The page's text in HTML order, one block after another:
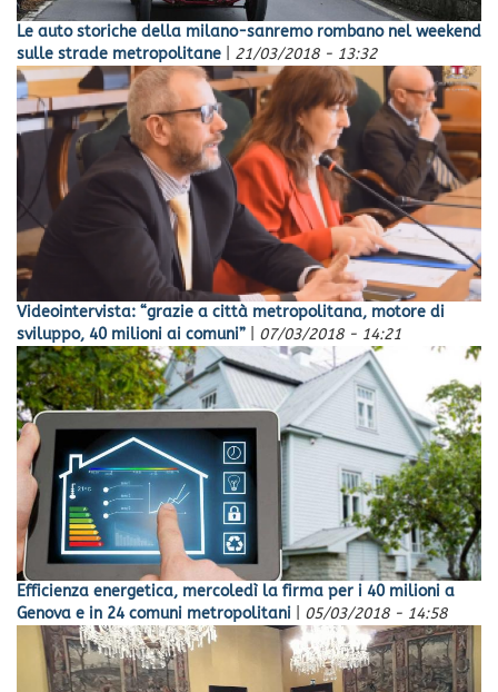
Le auto storiche della milano-sanremo rombano nel weekend
sulle strade metropolitane
21/03/2018 - 13:32
Videointervista: “grazie a città metropolitana, motore di
sviluppo, 40 milioni ai comuni”
07/03/2018 - 14:21
Efficienza energetica, mercoledì la firma per i 40 milioni a
Genova e in 24 comuni metropolitani
05/03/2018 - 14:58